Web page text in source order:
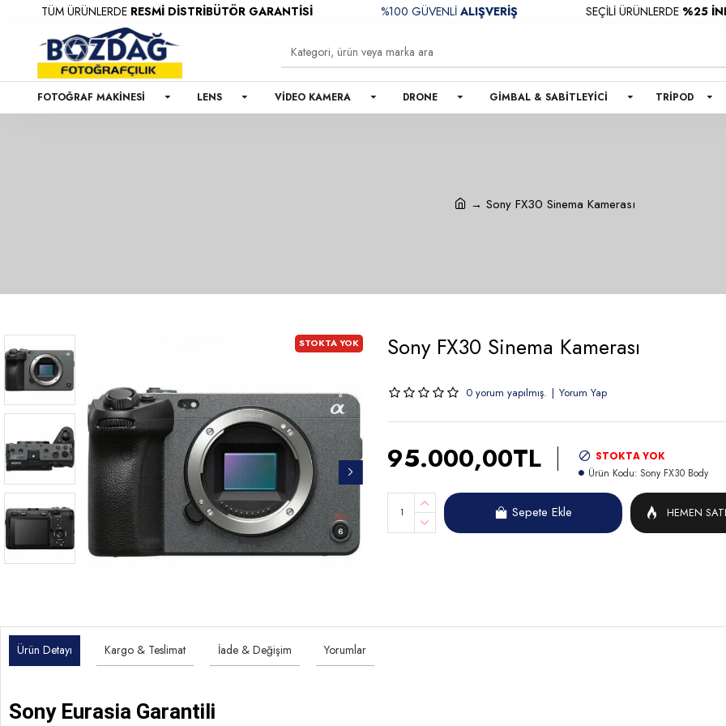
TÜM ÜRÜNLERDERESMİ DİSTRİBÜTÖR GARANTİSİ %100 GÜVENLİALIŞVERİŞ SEÇİLİ ÜRÜNLERDE%25 İNDİRİM!
FOTOĞRAF MAKINESI LENS VIDEO KAMERA DRONE GIMBAL & SABITLEYICI TRIPOD
Sony FX30 Sinema Kamerası
STOKTA YOK Sony FX30 Sinema Kamerası
0 yorum yapılmış. | Yorum Yap
95.000,00TL STOKTA YOK
Ürün Kodu: Sony FX30 Body
Sepete Ekle HEMEN
Ürün Detayı Kargo & Teslimat İade & Değişim Yorumlar
Sony Eurasia Garantili